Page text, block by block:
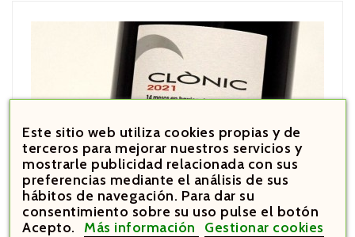
Este sitio web utiliza cookies propias y de
terceros para mejorar nuestros servicios y
mostrarle publicidad relacionada con sus
preferencias mediante el análisis de sus
hábitos de navegación. Para dar su
consentimiento sobre su uso pulse el botón
Acepto. Más información Gestionar cookies